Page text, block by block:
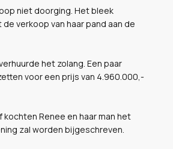
niet doorging. Het bleek
de verkoop van haar pand aan de
het zolang. Een paar
voor een prijs van 4.960.000,-
Renee en haar man het
zal worden bijgeschreven.